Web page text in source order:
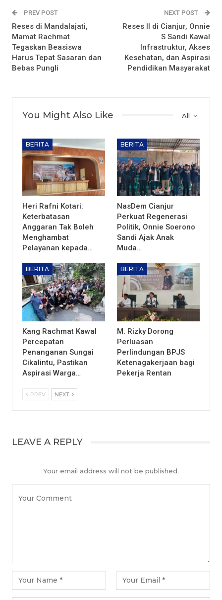
PREV POST
Reses di Mandalajati,
Mamat Rachmat
Tegaskan Beasiswa
Harus Tepat Sasaran dan
Bebas Pungli
NEXT POST
Reses II di Cianjur, Onnie
S Sandi Kawal
Infrastruktur, Akses
Kesehatan, dan Aspirasi
Pendidikan Masyarakat
All
You Might Also Like
BERITA
Heri Rafni Kotari:
Keterbatasan
Anggaran Tak Boleh
Menghambat
Pelayanan kepada…
BERITA
NasDem Cianjur
Perkuat Regenerasi
Politik, Onnie Soerono
Sandi Ajak Anak
Muda…
BERITA
Kang Rachmat Kawal
Percepatan
Penanganan Sungai
Cikalintu, Pastikan
Aspirasi Warga…
BERITA
M. Rizky Dorong
Perluasan
Perlindungan BPJS
Ketenagakerjaan bagi
Pekerja Rentan
PREV NEXT
LEAVE A REPLY
Your email address will not be published.